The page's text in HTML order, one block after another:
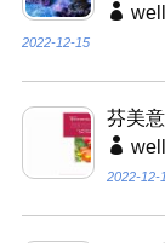
2022-12-15
芬美
2022-12-